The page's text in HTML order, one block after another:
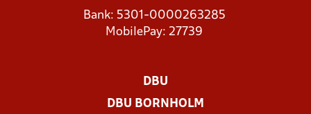
Bank: 5301-0000263285
MobilePay: 27739
DBU
DBU BORNHOLM